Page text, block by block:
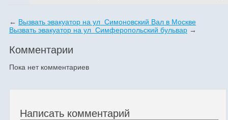
← Вызвать эвакуатор на ул Симоновский Вал в Москве
Вызвать эвакуатор на ул Симферопольский бульвар →
Комментарии
Пока нет комментариев
Написать комментарий